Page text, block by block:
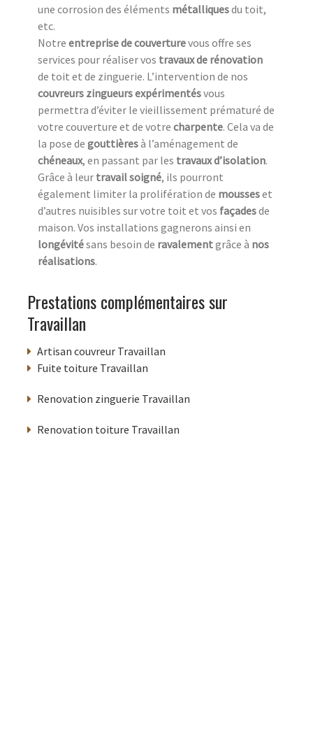
une corrosion des éléments métalliquesdu toit,
etc.
Notre entreprise de couverturevous offre ses
services pour réaliser vos travaux de rénovation
de toit et de zinguerie. L’intervention de nos
couvreurs zingueurs expérimentésvous
permettra d’éviter le vieillissement prématuré de
votre couverture et de votre charpente. Cela va de
la pose de gouttièresà l’aménagement de
chéneaux, en passant par les travaux d’isolation.
Grâce à leur travail soigné, ils pourront
également limiter la prolifération de mousseset
d’autres nuisibles sur votre toit et vos façadesde
maison. Vos installations gagnerons ainsi en
longévitésans besoin de ravalementgrâce à nos
réalisations.
Prestations complémentaires sur
Travaillan
Artisan couvreur Travaillan
Fuite toiture Travaillan
Renovation zinguerie Travaillan
Renovation toiture Travaillan